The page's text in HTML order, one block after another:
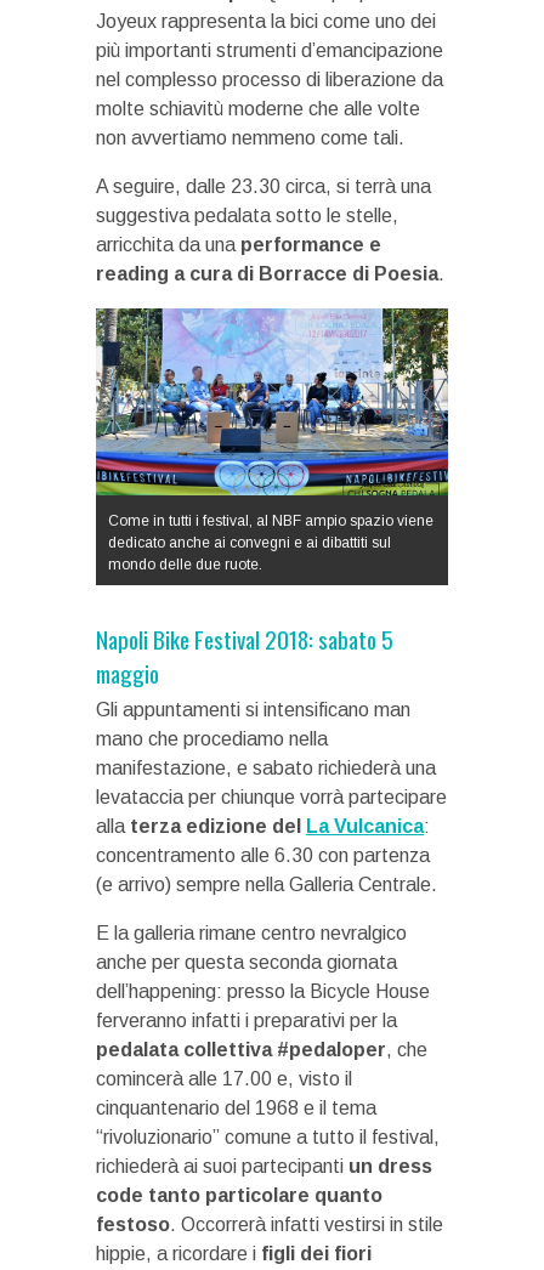
Joyeux rappresenta la bici come uno dei
più importanti strumenti d’emancipazione
nel complesso processo di liberazione da
molte schiavitù moderne che alle volte
non avvertiamo nemmeno come tali.
A seguire, dalle 23.30 circa, si terrà una
suggestiva pedalata sotto le stelle,
arricchita da una performance e
reading a cura di Borracce di Poesia.
Come in tutti i festival, al NBF ampio spazio viene
dedicato anche ai convegni e ai dibattiti sul
mondo delle due ruote.
Napoli Bike Festival 2018: sabato 5
maggio
Gli appuntamenti si intensificano man
mano che procediamo nella
manifestazione, e sabato richiederà una
levataccia per chiunque vorrà partecipare
alla terza edizione del La Vulcanica:
concentramento alle 6.30 con partenza
(e arrivo) sempre nella Galleria Centrale.
E la galleria rimane centro nevralgico
anche per questa seconda giornata
dell’happening: presso la Bicycle House
ferveranno infatti i preparativi per la
pedalata collettiva #pedaloper, che
comincerà alle 17.00 e, visto il
cinquantenario del 1968 e il tema
“rivoluzionario” comune a tutto il festival,
richiederà ai suoi partecipanti un dress
code tanto particolare quanto
festoso. Occorrerà infatti vestirsi in stile
hippie, a ricordare i figli dei fiori